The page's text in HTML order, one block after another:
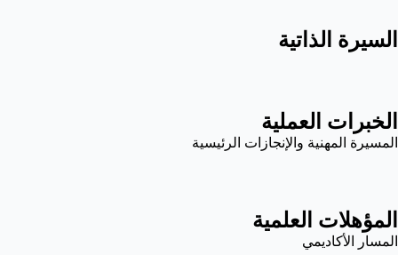
السيرة الذاتية
الخبرات العملية
المسيرة المهنية والإنجازات الرئيسية
المؤهلات العلمية
المسار الأكاديمي